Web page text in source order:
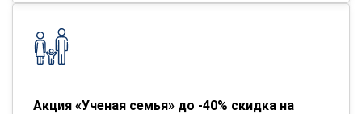
Акция «Ученая семья» до -40% скидка на